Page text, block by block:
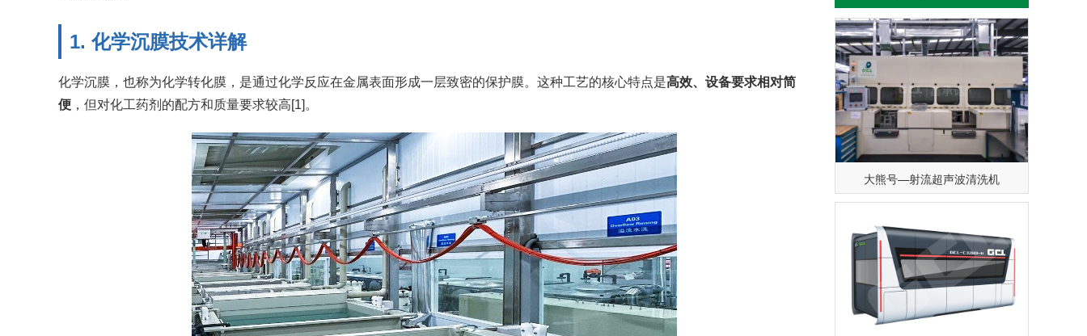
1. 化学沉膜技术详解
化学沉膜，也称为化学转化膜，是通过化学反应在金属表面形成一层致密的保护膜。这种工艺的核心特点是高效、设备要求相对简
便 ，但对化工药剂的配方和质量要求较高[1]。
大熊号—射流超声波清洗机